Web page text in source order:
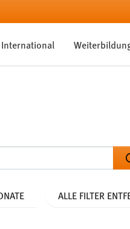
International
ALLE FILTER